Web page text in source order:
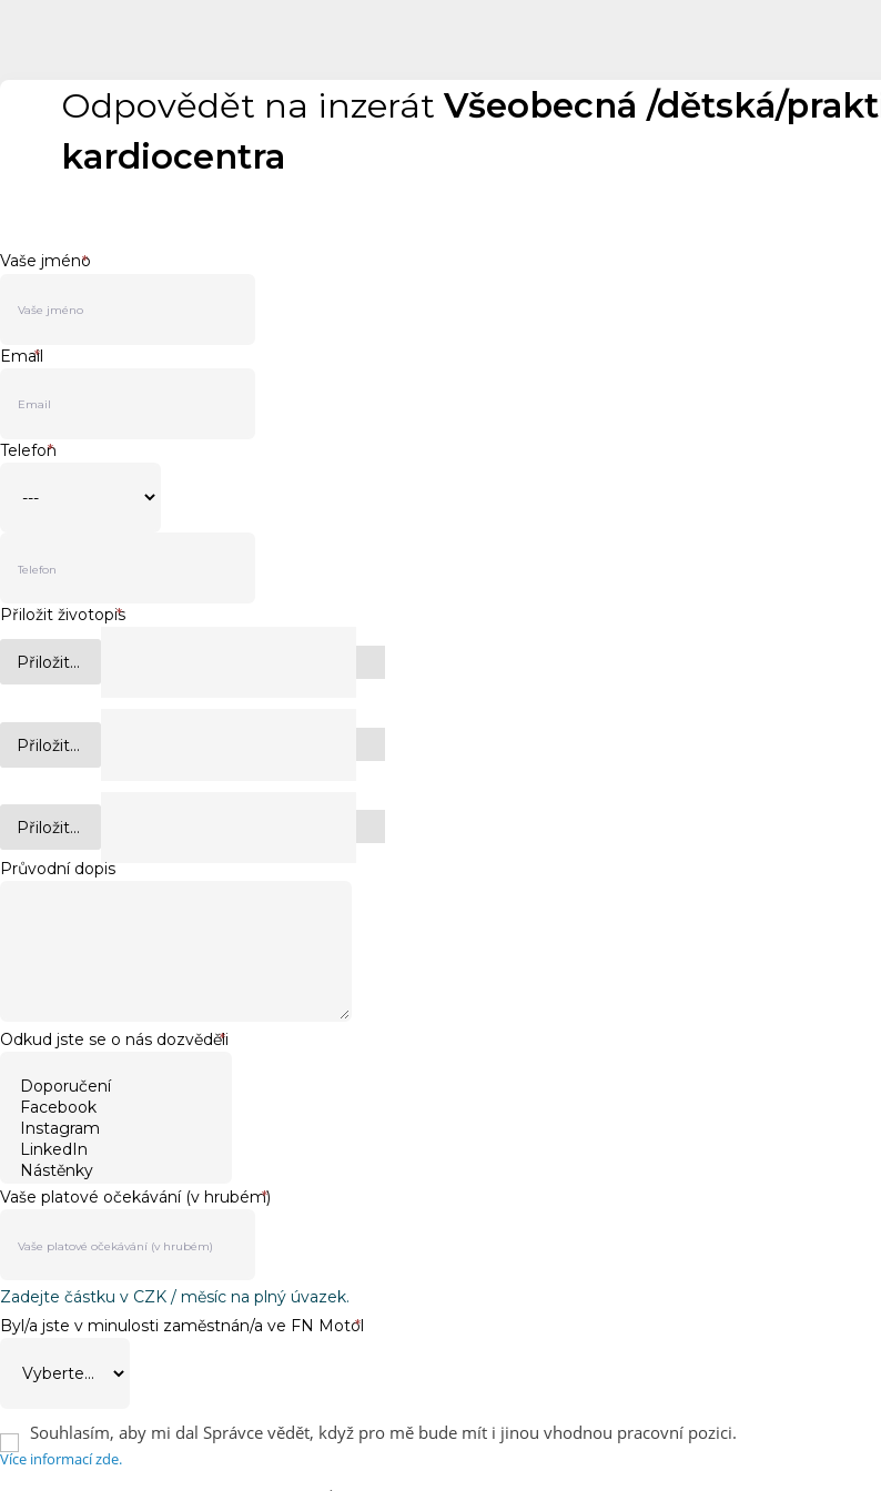
Odpovědět na inzerátVšeobecná /dětská/
kardiocentra
Vaše jméno
*
Email
*
Telefon
*
Přiložit životopis
*
Přiložit...
Přiložit...
Přiložit...
Průvodní dopis
Odkud jste se o nás dozvěděli
*
Vaše platové očekávání (v hrubém)
*
Zadejte částku v CZK / měsíc na plný úvazek.
Byl/a jste v minulosti zaměstnán/a ve FN Motol
*
Souhlasím, aby mi dal Správce vědět, když pro mě bude mít i jinou vhodnou pracovní pozici.
Více informací zde.